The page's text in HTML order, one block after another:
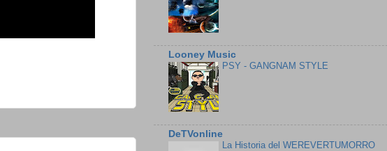
Looney Music
PSY - GANGNAM STYLE
DeTVonline
La Historia del WEREVERTUMORRO